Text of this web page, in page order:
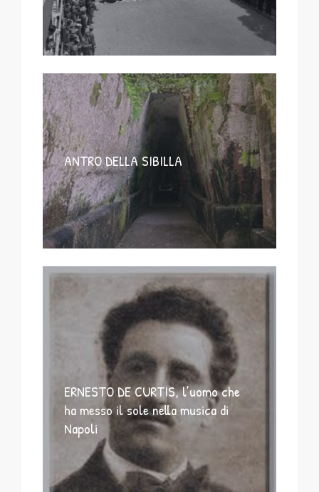
ANTRO DELLA SIBILLA
ERNESTO DE CURTIS, l’uomo che
ha messo il sole nella musica di
Napoli